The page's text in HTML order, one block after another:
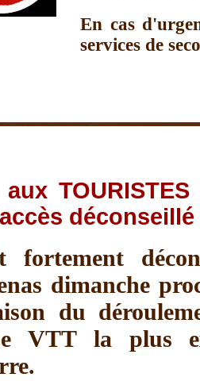
En cas
services de
aux
fortement
dimanche
du
VTT la plus